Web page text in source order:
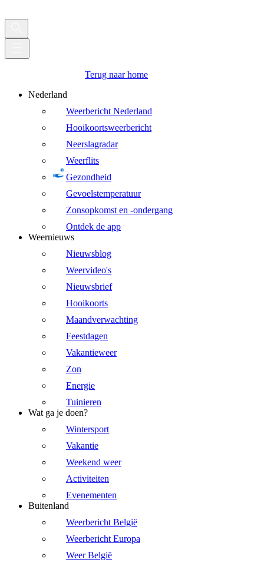
Terug naar home
Nederland
Weerbericht Nederland
Hooikoortsweerbericht
Neerslagradar
Weerflits
Gezondheid
Gevoelstemperatuur
Zonsopkomst en -ondergang
Ontdek de app
Weernieuws
Nieuwsblog
Weervideo's
Nieuwsbrief
Hooikoorts
Maandverwachting
Feestdagen
Vakantieweer
Zon
Energie
Tuinieren
Wat ga je doen?
Wintersport
Vakantie
Weekend weer
Activiteiten
Evenementen
Buitenland
Weerbericht België
Weerbericht Europa
Weer België